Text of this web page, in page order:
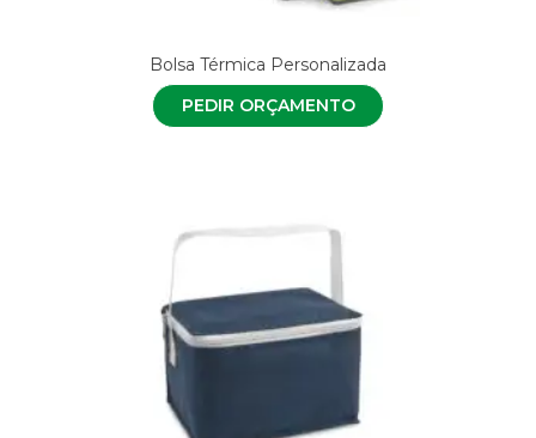
Bolsa Térmica Personalizada
PEDIR ORÇAMENTO